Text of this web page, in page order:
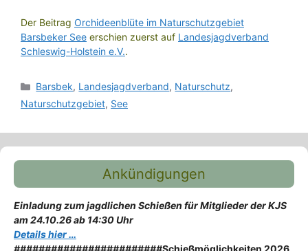
Der Beitrag Orchideenblüte im Naturschutzgebiet
Barsbeker See erschien zuerst auf Landesjagdverband
Schleswig-Holstein e.V..
Kategorien
Barsbek, Landesjagdverband, Naturschutz,
Naturschutzgebiet, See
Ankündigungen
Einladung zum jagdlichen Schießen für Mitglieder der KJS
am 24.10.26 ab 14:30 Uhr
Details hier …
########################Schießmöglichkeiten 2026